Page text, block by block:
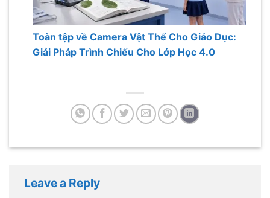
Toàn tập về Camera Vật Thể Cho Giáo Dục:
Giải Pháp Trình Chiếu Cho Lớp Học 4.0
Leave a Reply